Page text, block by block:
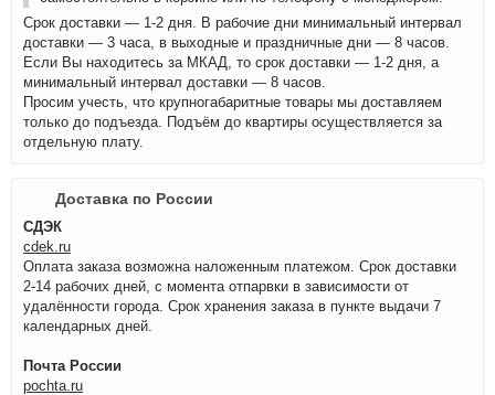
Срок доставки — 1-2 дня. В рабочие дни минимальный интервал
доставки — 3 часа, в выходные и праздничные дни — 8 часов.
Если Вы находитесь за МКАД, то срок доставки — 1-2 дня, а
минимальный интервал доставки — 8 часов.
Просим учесть, что крупногабаритные товары мы доставляем
только до подъезда. Подъём до квартиры осуществляется за
отдельную плату.
Доставка по России
СДЭК
cdek.ru
Оплата заказа возможна наложенным платежом. Срок доставки
2-14 рабочих дней, с момента отпарвки в зависимости от
удалённости города. Срок хранения заказа в пункте выдачи 7
календарных дней.
Почта России
pochta.ru